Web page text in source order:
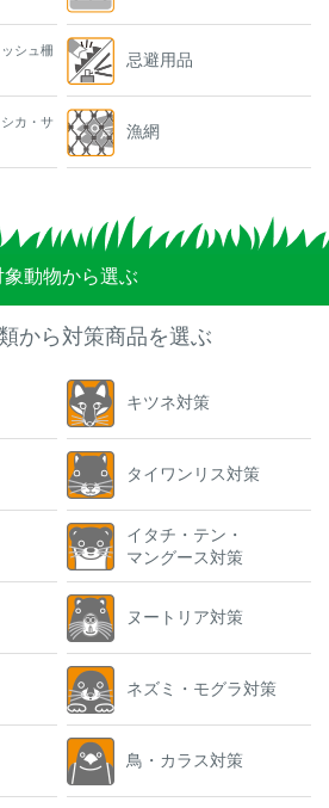
ッシュ柵
シカ・サ
忌避用品
漁網
象動物から選ぶ
から対策商品を選ぶ
キツネ対策
タイワンリス対策
イタチ・テン・
マングース対策
ヌートリア対策
ネズミ・モグラ対策
鳥・カラス対策